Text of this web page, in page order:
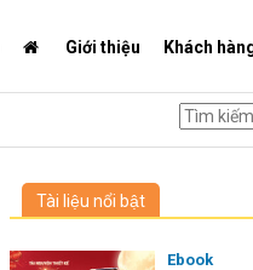
Giới thiệu Khách
Tài liệu nổi bật
Ebook